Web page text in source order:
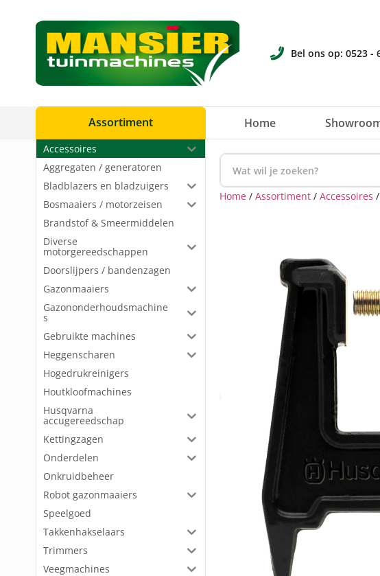
Bel ons op: 0523 -
Assortiment Home
Accessoires
Aggregaten / generatoren
Bladblazers en bladzuigers
Bosmaaiers / motorzeisen
Brandstof & Smeermiddelen
Diverse
motorgereedschappen
Doorslijpers / bandenzagen
Gazonmaaiers
Gazononderhoudsmachine
s
Gebruikte machines
Heggenscharen
Hogedrukreinigers
Houtkloofmachines
Husqvarna
accugereedschap
Kettingzagen
Onderdelen
Onkruidbeheer
Robot gazonmaaiers
Speelgoed
Takkenhakselaars
Trimmers
Veegmachines
Home / Assortiment / Accessoires /